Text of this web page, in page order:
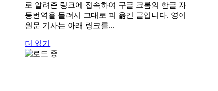
로 알려준 링크에 접속하여 구글 크롬의 한글 자
동번역을 돌려서 그대로 퍼 옮긴 글입니다. 영어
원문 기사는 아래 링크를...
더 읽기